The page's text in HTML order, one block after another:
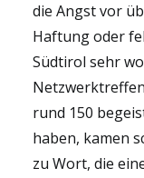
die Angst vor
Haftung oder
Südtirol sehr
rund 150
haben, kamen
zu Wort, die